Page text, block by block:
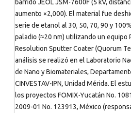
barrido JEOL JSM-7600F (5 kV,
aumento ×2,000). El material fue
serie de etanol al 30, 50, 70, 90 y
paladio (≈20 nm) utilizando un equipo
Resolution Sputter Coater (Quorum
análisis se realizó en el Laboratorio
de Nano y Biomateriales,
CINVESTAV-IPN, Unidad Mérida. El
los proyectos FOMIX-Yucatán No.
2009-01 No. 123913, México